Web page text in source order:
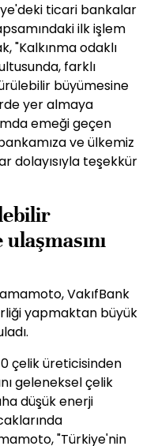
ticari bankalar
ilk işlem
"Kalkınma odaklı
farklı
büyümesine
yer almaya
emeği geçen
ve ülkemiz
dolayısıyla teşekkür
VakıfBank
yapmaktan büyük
çelik üreticisinden
geleneksel çelik
düşük enerji
"Türkiye'nin